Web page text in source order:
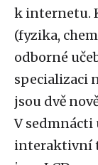
k internetu.
(fyzika,
odborné
specializaci
jsou dvě
V sedmnácti
interaktivní